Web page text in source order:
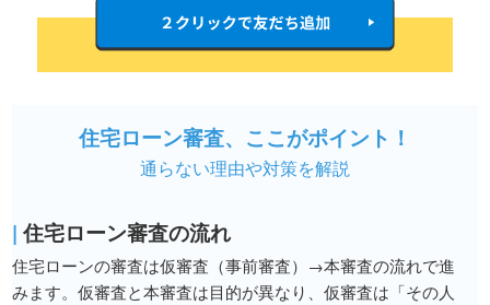
住宅ローン審査、ここがポイント！
通らない理由や対策を解説
| 住宅ローン審査の流れ
住宅ローンの審査は仮審査（事前審査）→本審査の流れで進
みます。仮審査と本審査は目的が異なり、仮審査は「その人